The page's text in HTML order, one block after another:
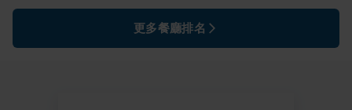
更多餐廳排名